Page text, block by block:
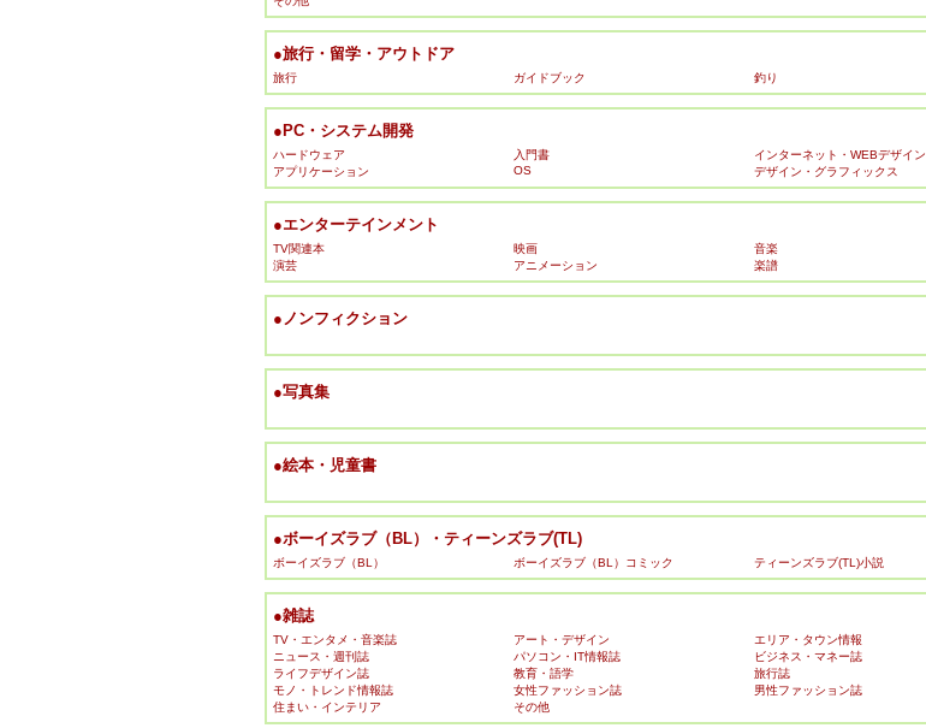
●旅行・留学・アウトドア
旅行 ガイドブック 釣り
●PC・システム開発
ハードウェア 入門書 インターネット・WEBデザイン
アプリケーション
OS デザイン・グラフィックス
●エンターテインメント
TV関連本 映画 音楽
演芸
アニメーション 楽譜
●ノンフィクション
●写真集
●絵本・児童書
●ボーイズラブ（BL）・ティーンズラブ(TL)
ボーイズラブ（BL） ボーイズラブ（BL）コミック ティーンズラブ(TL)小説
●雑誌
TV・エンタメ・音楽誌 アート・デザイン エリア・タウン情報
ニュース・週刊誌
パソコン・IT情報誌 ビジネス・マネー誌
ライフデザイン誌
教育・語学 旅行誌
モノ・トレンド情報誌
女性ファッション誌 男性ファッション誌
住まい・インテリア
その他